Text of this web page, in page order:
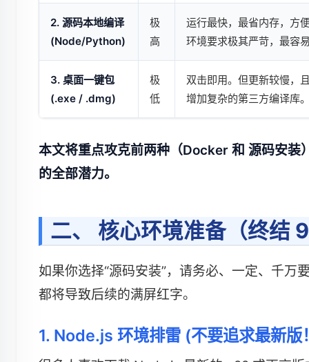
2. 源码本地编译
(Node/Python)
极
高
运行最快，最省内存，方
环境要求极其严苛，最容
3. 桌面一键包
(.exe / .dmg)
极
低
双击即用。但更新较慢，
增加复杂的第三方编译库
本文将重点攻克前两种（Docker 和 源码安
的全部潜力。
二、 核心环境准备（终结
如果你选择“源码安装”，请务必、一定、千
都将导致后续的满屏红字。
1. Node.js 环境排雷 (不要追求最新版